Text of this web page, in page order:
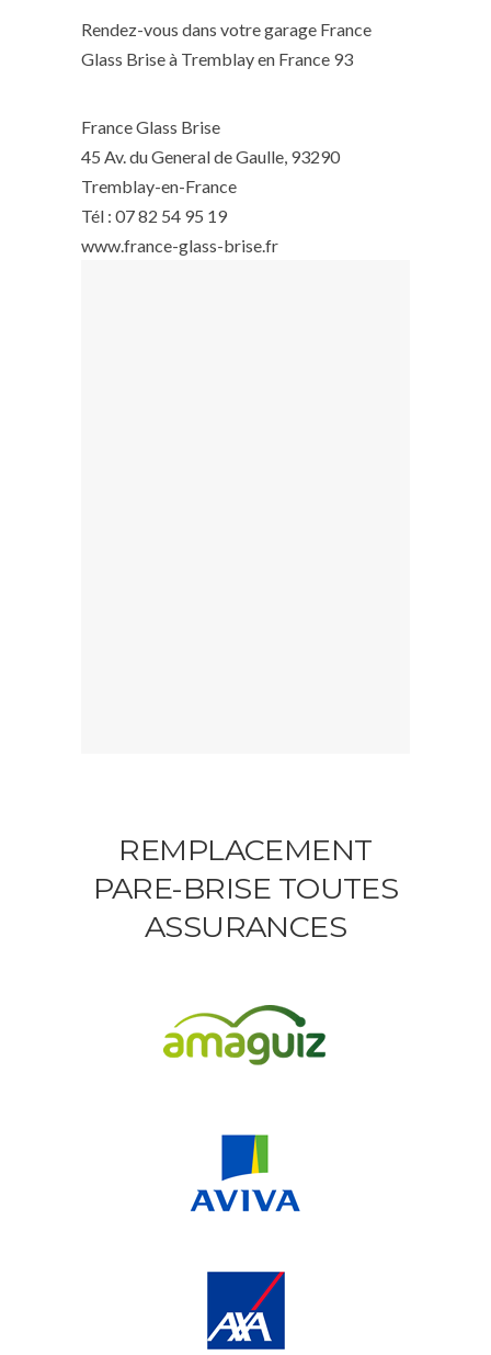
Rendez-vous dans votre garage France
Glass Brise à Tremblay en France 93
France Glass Brise
45 Av. du General de Gaulle, 93290
Tremblay-en-France
Tél : 07 82 54 95 19
www.france-glass-brise.fr
REMPLACEMENT
PARE-BRISE TOUTES
ASSURANCES